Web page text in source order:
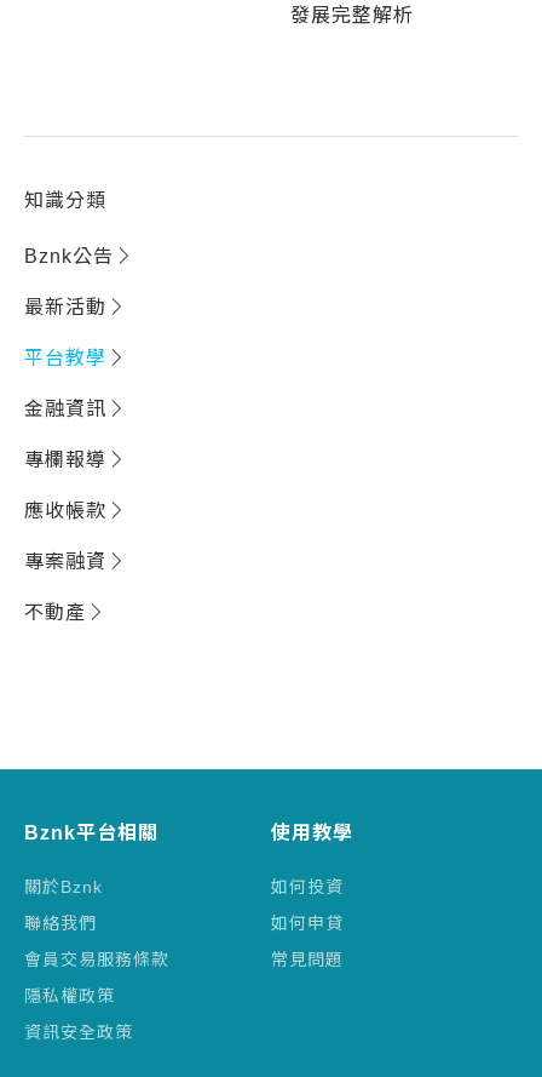
發展完整解析
知識分類
Bznk公告
最新活動
平台教學
金融資訊
專欄報導
應收帳款
專案融資
不動產
Bznk平台相關
關於Bznk
聯絡我們
會員交易服務條款
隱私權政策
資訊安全政策
使用教學
如何投資
如何申貸
常見問題